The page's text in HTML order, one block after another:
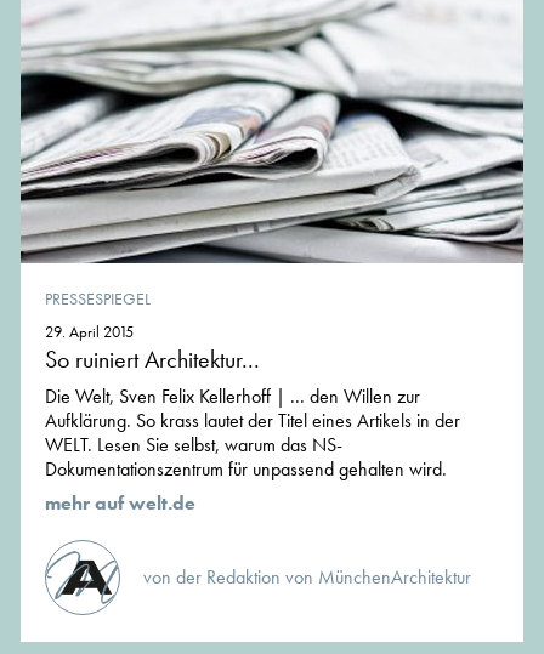
PRESSESPIEGEL
29. April 2015
So ruiniert Architektur...
Die Welt, Sven Felix Kellerhoff | ... den Willen zur
Aufklärung. So krass lautet der Titel eines Artikels in der
WELT. Lesen Sie selbst, warum das NS-
Dokumentationszentrum für unpassend gehalten wird.
mehr auf welt.de
von der Redaktion von MünchenArchitektur